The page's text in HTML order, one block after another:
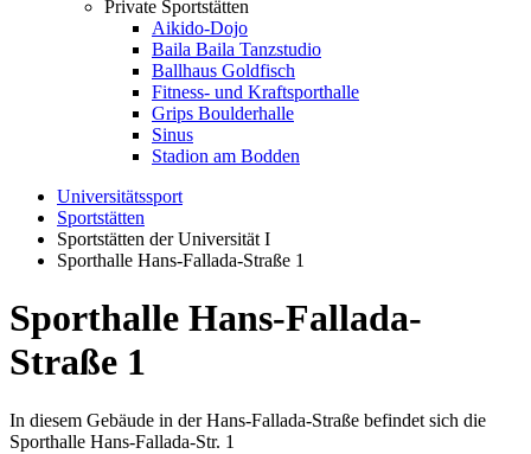
Private Sportstätten
Aikido-Dojo
Baila Baila Tanzstudio
Ballhaus Goldfisch
Fitness- und Kraftsporthalle
Grips Boulderhalle
Sinus
Stadion am Bodden
Universitätssport
Sportstätten
Sportstätten der Universität I
Sporthalle Hans-Fallada-Straße 1
Sporthalle Hans-Fallada-
Straße 1
In diesem Gebäude in der Hans-Fallada-Straße befindet sich die
Sporthalle Hans-Fallada-Str. 1